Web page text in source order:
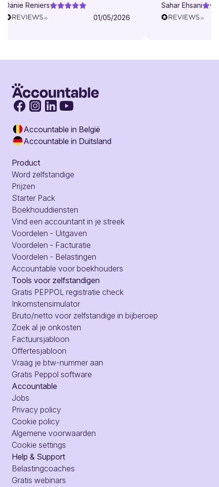
Reniers
01/05/2026
Sahar Ehsani
Accountable in België
Accountable in Duitsland
Product
Word zelfstandige
Prijzen
Starter Pack
Boekhouddiensten
Vind een accountant in je streek
Voordelen - Uitgaven
Voordelen - Facturatie
Voordelen - Belastingen
Accountable voor boekhouders
Tools voor zelfstandigen
Gratis PEPPOL registratie check
Inkomstensimulator
Bruto/netto voor zelfstandige in bijberoep
Zoek al je onkosten
Factuursjabloon
Offertesjabloon
Vraag je btw-nummer aan
Gratis Peppol software
Accountable
Jobs
Privacy policy
Cookie policy
Algemene voorwaarden
Cookie settings
Help & Support
Belastingcoaches
Gratis webinars